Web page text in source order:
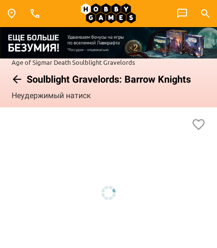
Age of Sigmar DeathSoulblight Gravelords
Soulblight Gravelords: Barrow Knights
Неудержимый натиск